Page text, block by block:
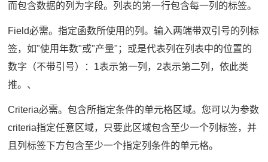
而包含数据的列为字段。列表的第一行包含每一列的标签。
Field必需。指定函数所使用的列。输入两端带双引号的列标
签，如"使用年数"或"产量"；或是代表列在列表中的位置的
数字（不带引号）：1表示第一列，2表示第二列，依此类
推。、
Criteria必需。包含所指定条件的单元格区域。您可以为参数
criteria指定任意区域，只要此区域包含至少一个列标签，并
且列标签下方包含至少一个指定列条件的单元格。